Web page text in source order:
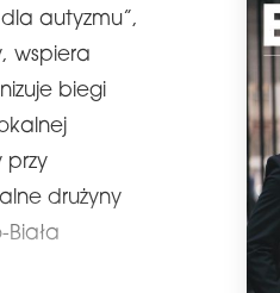
autyzmu”,
wspiera
biegi
przy
drużyny
Biała
63